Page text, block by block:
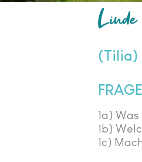
Linde
(Tilia)
1a)
1b)
1c)